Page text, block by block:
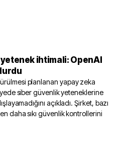
ihtimali: OpenAI
planlanan yapay zeka
siber güvenlik yeteneklerine
açıkladı. Şirket, bazı
daha sıkı güvenlik kontrollerini